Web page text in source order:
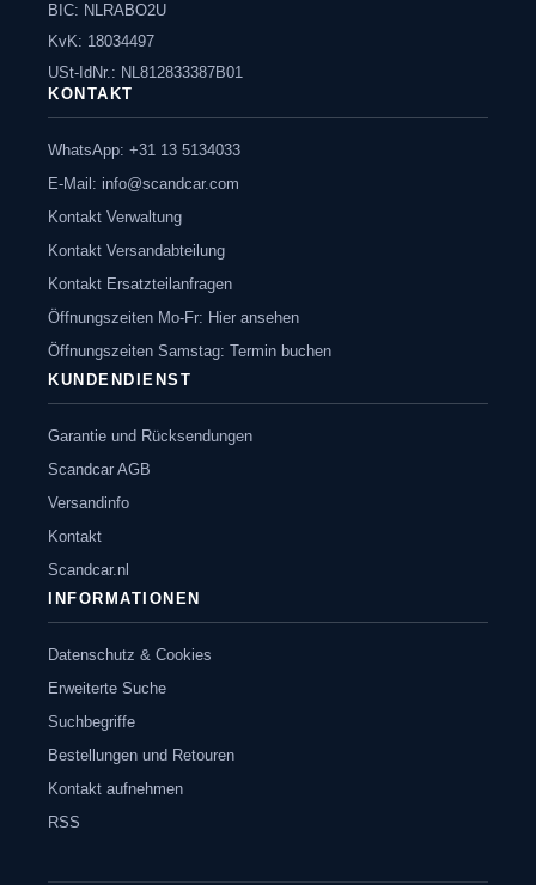
BIC: NLRABO2U
KvK: 18034497
USt-IdNr.: NL812833387B01
KONTAKT
WhatsApp: +31 13 5134033
E-Mail: info@scandcar.com
Kontakt Verwaltung
Kontakt Versandabteilung
Kontakt Ersatzteilanfragen
Öffnungszeiten Mo-Fr: Hier ansehen
Öffnungszeiten Samstag: Termin buchen
KUNDENDIENST
Garantie und Rücksendungen
Scandcar AGB
Versandinfo
Kontakt
Scandcar.nl
INFORMATIONEN
Datenschutz & Cookies
Erweiterte Suche
Suchbegriffe
Bestellungen und Retouren
Kontakt aufnehmen
RSS